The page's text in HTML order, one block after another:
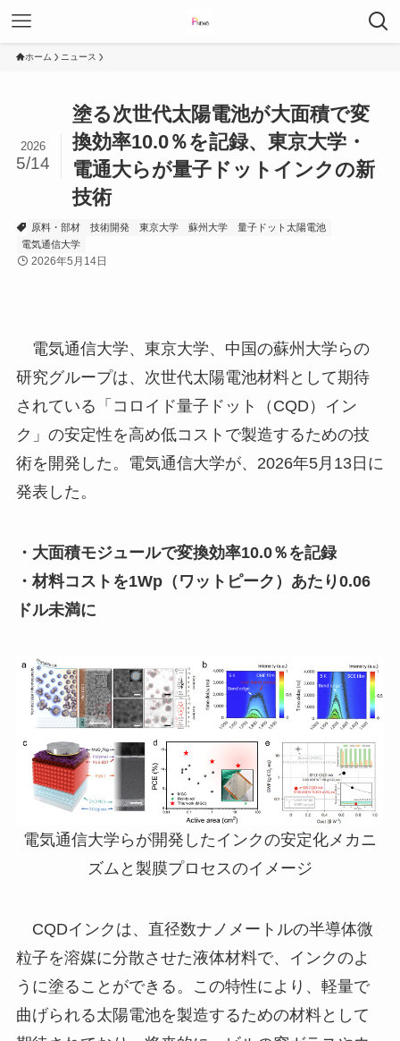
ホーム ニュース
塗る次世代太陽電池が大面積で変
換効率10.0％を記録、東京大学・
電通大らが量子ドットインクの新
技術
2026
5/14
原料・部材 技術開発 東京大学 蘇州大学
量子ドット太陽電池
電気通信大学
2026年5月14日
電気通信大学、東京大学、中国の蘇州大学らの
研究グループは、次世代太陽電池材料として期待
されている「コロイド量子ドット（CQD）イン
ク」の安定性を高め低コストで製造するための技
術を開発した。電気通信大学が、2026年5月13日に
発表した。
・大面積モジュールで変換効率10.0％を記録
・材料コストを1Wp（ワットピーク）あたり0.06
ドル未満に
電気通信大学らが開発したインクの安定化メカニ
ズムと製膜プロセスのイメージ
CQDインクは、直径数ナノメートルの半導体微
粒子を溶媒に分散させた液体材料で、インクのよ
うに塗ることができる。この特性により、軽量で
曲げられる太陽電池を製造するための材料として